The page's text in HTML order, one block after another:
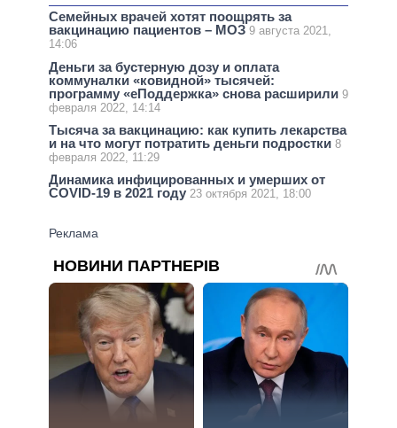
Семейных врачей хотят поощрять за
вакцинацию пациентов – МОЗ 9 августа 2021,
14:06
Деньги за бустерную дозу и оплата
коммуналки «ковидной» тысячей:
программу «еПоддержка» снова расширили 9
февраля 2022, 14:14
Тысяча за вакцинацию: как купить лекарства
и на что могут потратить деньги подростки 8
февраля 2022, 11:29
Динамика инфицированных и умерших от
COVID-19 в 2021 году 23 октября 2021, 18:00